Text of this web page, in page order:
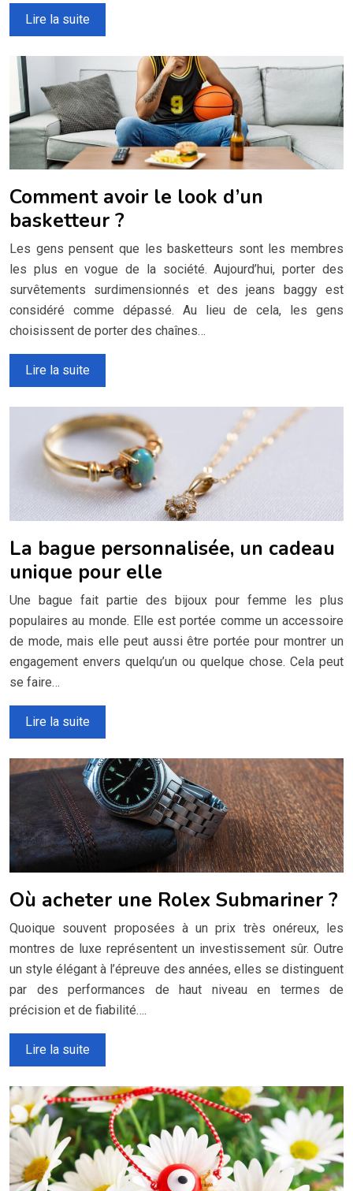
Lire la suite
Comment avoir le look d’un
basketteur ?
Les gens pensent que les basketteurs sont les membres
les plus en vogue de la société. Aujourd’hui, porter des
survêtements surdimensionnés et des jeans baggy est
considéré comme dépassé. Au lieu de cela, les gens
choisissent de porter des chaînes…
Lire la suite
La bague personnalisée, un cadeau
unique pour elle
Une bague fait partie des bijoux pour femme les plus
populaires au monde. Elle est portée comme un accessoire
de mode, mais elle peut aussi être portée pour montrer un
engagement envers quelqu’un ou quelque chose. Cela peut
se faire…
Lire la suite
Où acheter une Rolex Submariner ?
Quoique souvent proposées à un prix très onéreux, les
montres de luxe représentent un investissement sûr. Outre
un style élégant à l’épreuve des années, elles se distinguent
par des performances de haut niveau en termes de
précision et de fiabilité….
Lire la suite